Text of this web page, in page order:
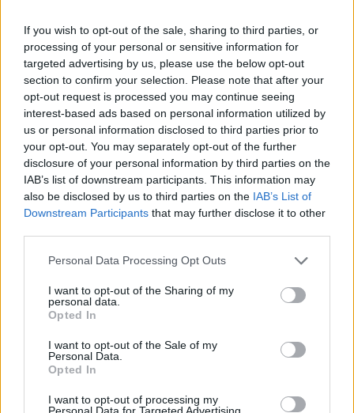
If you wish to opt-out of the sale, sharing to third parties, or
processing of your personal or sensitive information for
targeted advertising by us, please use the below opt-out
section to confirm your selection. Please note that after your
opt-out request is processed you may continue seeing
interest-based ads based on personal information utilized by
us or personal information disclosed to third parties prior to
your opt-out. You may separately opt-out of the further
disclosure of your personal information by third parties on the
IAB’s list of downstream participants. This information may
also be disclosed by us to third parties on the IAB’s List of
Downstream Participants that may further disclose it to other
Please note that this website/app uses one or more Google
not limited to your visit or usage behaviour. You may click to
grant or deny consent to Google and its third-party tags to
use your data for below specified purposes in below Google
consent section.
Personal Data Processing Opt Outs
I want to opt-out of the Sharing of my
personal data.
Opted In
I want to opt-out of the Sale of my
Personal Data.
Opted In
I want to opt-out of processing my
Personal Data for Targeted Advertising.